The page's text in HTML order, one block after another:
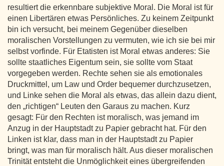
resultiert die erkennbare subjektive Moral. Die Moral ist für
einen Libertären etwas Persönliches. Zu keinem Zeitpunkt
bin ich versucht, bei meinem Gegenüber dieselben
moralischen Vorstellungen zu vermuten, wie ich sie bei mir
selbst vorfinde. Für Etatisten ist Moral etwas anderes: Sie
sollte staatliches Eigentum sein, sie sollte vom Staat
vorgegeben werden. Rechte sehen sie als emotionales
Druckmittel, um Law und Order bequemer durchzusetzen,
und Linke sehen die Moral als etwas, das allein dazu dient,
den „richtigen“ Leuten den Garaus zu machen. Kurz
gesagt: Für den Rechten ist moralisch, was jemand im
Anzug in der Hauptstadt zu Papier gebracht hat. Für den
Linken ist klar, dass man in der Hauptstadt zu Papier
bringt, was man für moralisch hält. Aus dieser moralischen
Trinität entsteht die Unmöglichkeit eines übergreifenden